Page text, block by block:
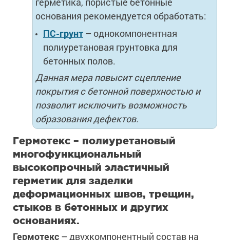
основания рекомендуется обработать:
ПС-грунт – однокомпонентная
полиуретановая грунтовка для
бетонных полов.
Данная мера повысит сцепление
покрытия с бетонной поверхностью и
позволит исключить возможность
образования дефектов.
Гермотекс – полиуретановый
многофункциональный
высокопрочный эластичный
герметик для заделки
деформационных швов, трещин,
стыков в бетонных и других
основаниях.
Гермотекс – двухкомпонентный состав на